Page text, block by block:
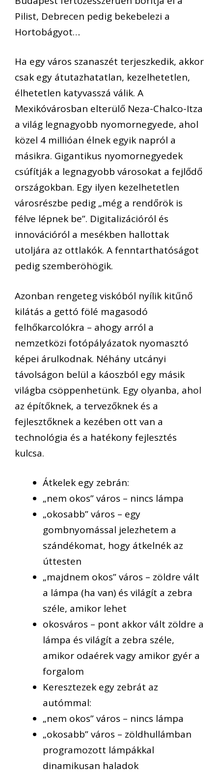
Pilist, Debrecen pedig bekebelezi a
Hortobágyot…
Ha egy város szanaszét terjeszkedik, akkor
csak egy átutazhatatlan, kezelhetetlen,
élhetetlen katyvasszá válik. A
Mexikóvárosban elterülő Neza-Chalco-Itza
a világ legnagyobb nyomornegyede, ahol
közel 4 millióan élnek egyik napról a
másikra. Gigantikus nyomornegyedek
csúfítják a legnagyobb városokat a fejlődő
országokban. Egy ilyen kezelhetetlen
városrészbe pedig „még a rendőrök is
félve lépnek be”. Digitalizációról és
innovációról a mesékben hallottak
utoljára az ottlakók. A fenntarthatóságot
pedig szemberöhögik.
Azonban rengeteg viskóból nyílik kitűnő
kilátás a gettó fölé magasodó
felhőkarcolókra – ahogy arról a
nemzetközi fotópályázatok nyomasztó
képei árulkodnak. Néhány utcányi
távolságon belül a káoszból egy másik
világba csöppenhetünk. Egy olyanba, ahol
az építőknek, a tervezőknek és a
fejlesztőknek a kezében ott van a
technológia és a hatékony fejlesztés
kulcsa.
Átkelek egy zebrán:
„nem okos” város – nincs lámpa
„okosabb” város – egy
gombnyomással jelezhetem a
szándékomat, hogy átkelnék az
úttesten
„majdnem okos” város – zöldre vált
a lámpa (ha van) és világít a zebra
széle, amikor lehet
okosváros – pont akkor vált zöldre a
lámpa és világít a zebra széle,
amikor odaérek vagy amikor gyér a
forgalom
Keresztezek egy zebrát az
autómmal:
„nem okos” város – nincs lámpa
„okosabb” város – zöldhullámban
programozott lámpákkal
dinamikusan haladok